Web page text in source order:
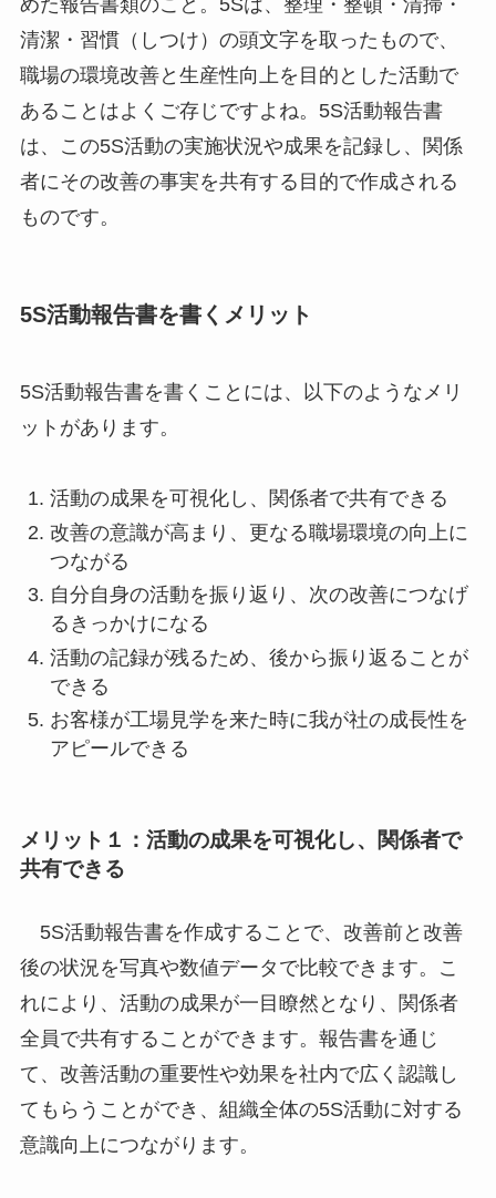
清潔・習慣（しつけ）の頭文字を取ったもので、
職場の環境改善と生産性向上を目的とした活動で
あることはよくご存じですよね。5S活動報告書
は、この5S活動の実施状況や成果を記録し、関係
者にその改善の事実を共有する目的で作成される
ものです。
5S活動報告書を書くメリット
5S活動報告書を書くことには、以下のようなメリ
ットがあります。
活動の成果を可視化し、関係者で共有できる
改善の意識が高まり、更なる職場環境の向上に
つながる
自分自身の活動を振り返り、次の改善につなげ
るきっかけになる
活動の記録が残るため、後から振り返ることが
できる
お客様が工場見学を来た時に我が社の成長性を
アピールできる
メリット１：活動の成果を可視化し、関係者で
共有できる
5S活動報告書を作成することで、改善前と改善
後の状況を写真や数値データで比較できます。こ
れにより、活動の成果が一目瞭然となり、関係者
全員で共有することができます。報告書を通じ
て、改善活動の重要性や効果を社内で広く認識し
てもらうことができ、組織全体の5S活動に対する
意識向上につながります。